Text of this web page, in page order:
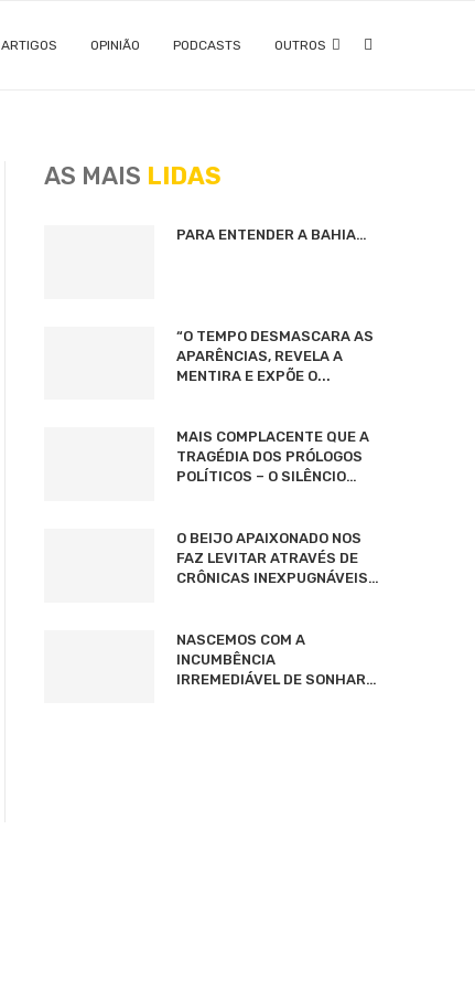
ARTIGOS OPINIÃO PODCASTS OUTROS
AS MAIS LIDAS
PARA ENTENDER A BAHIA…
“O TEMPO DESMASCARA AS
APARÊNCIAS, REVELA A
MENTIRA E EXPÕE O...
MAIS COMPLACENTE QUE A
TRAGÉDIA DOS PRÓLOGOS
POLÍTICOS – O SILÊNCIO…
O BEIJO APAIXONADO NOS
FAZ LEVITAR ATRAVÉS DE
CRÔNICAS INEXPUGNÁVEIS…
NASCEMOS COM A
INCUMBÊNCIA
IRREMEDIÁVEL DE SONHAR…